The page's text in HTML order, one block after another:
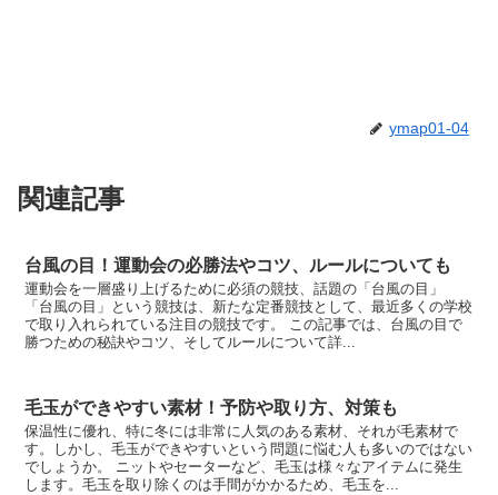
ymap01-04
関連記事
台風の目！運動会の必勝法やコツ、ルールについても
運動会を一層盛り上げるために必須の競技、話題の「台風の目」
「台風の目」という競技は、新たな定番競技として、最近多くの学校
で取り入れられている注目の競技です。 この記事では、台風の目で
勝つための秘訣やコツ、そしてルールについて詳...
毛玉ができやすい素材！予防や取り方、対策も
保温性に優れ、特に冬には非常に人気のある素材、それが毛素材で
す。しかし、毛玉ができやすいという問題に悩む人も多いのではない
でしょうか。 ニットやセーターなど、毛玉は様々なアイテムに発生
します。毛玉を取り除くのは手間がかかるため、毛玉を...